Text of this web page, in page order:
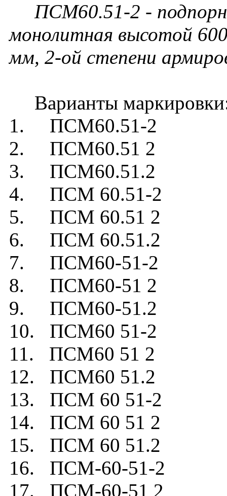
ПСМ60.51-2 -
монолитная высотой
мм, 2-ой степени
Варианты
1. ПСМ60.51-2
2. ПСМ60.51 2
3. ПСМ60.51.2
4. ПСМ 60.51-2
5. ПСМ 60.51 2
6. ПСМ 60.51.2
7. ПСМ60-51-2
8. ПСМ60-51 2
9. ПСМ60-51.2
10. ПСМ60 51-2
11. ПСМ60 51 2
12. ПСМ60 51.2
13. ПСМ 60 51-2
14. ПСМ 60 51 2
15. ПСМ 60 51.2
16. ПСМ-60-51-2
17. ПСМ-60-51 2